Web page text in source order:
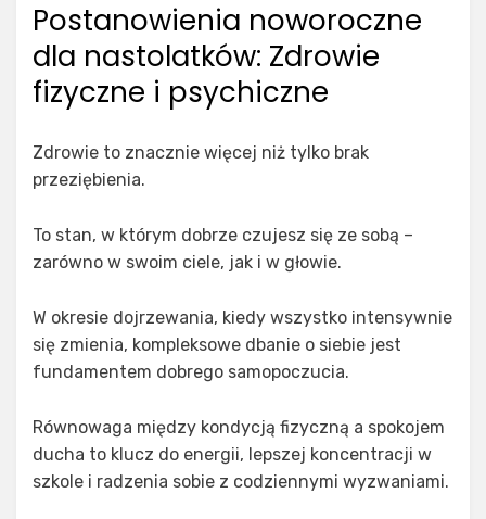
Postanowienia noworoczne
dla nastolatków: Zdrowie
fizyczne i psychiczne
Zdrowie to znacznie więcej niż tylko brak
przeziębienia.
To stan, w którym dobrze czujesz się ze sobą –
zarówno w swoim ciele, jak i w głowie.
W okresie dojrzewania, kiedy wszystko intensywnie
się zmienia, kompleksowe dbanie o siebie jest
fundamentem dobrego samopoczucia.
Równowaga między kondycją fizyczną a spokojem
ducha to klucz do energii, lepszej koncentracji w
szkole i radzenia sobie z codziennymi wyzwaniami.